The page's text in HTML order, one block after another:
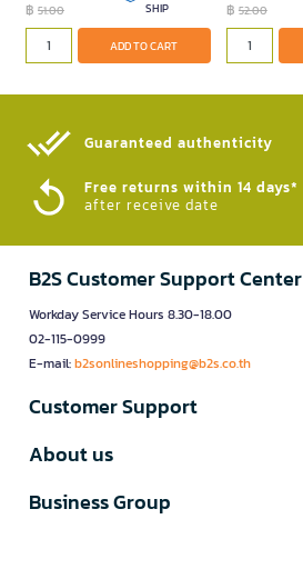
฿ 51.00 SHIP
ADD TO CART
฿ 52.00
Guaranteed authenticity​
Free returns within 14 days*
after receive date
B2S Customer Support Center
Workday Service Hours 8.30-18.00
02-115-0999
E-mail:b2sonlineshopping@b2s.co.th
Customer Support
About us
Business Group